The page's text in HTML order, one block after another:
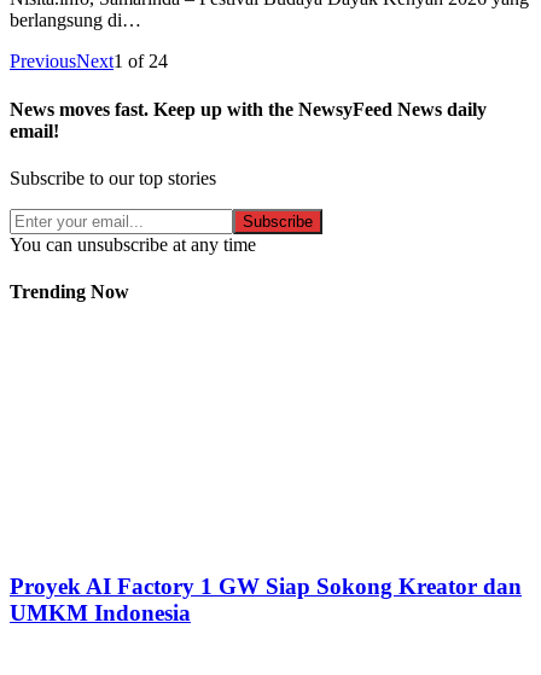
berlangsung di…
PreviousNext1 of 24
News moves fast. Keep up with the NewsyFeed News daily
email!
Subscribe to our top stories
Subscribe
You can unsubscribe at any time
Trending Now
Proyek AI Factory 1 GW Siap Sokong Kreator dan
UMKM Indonesia